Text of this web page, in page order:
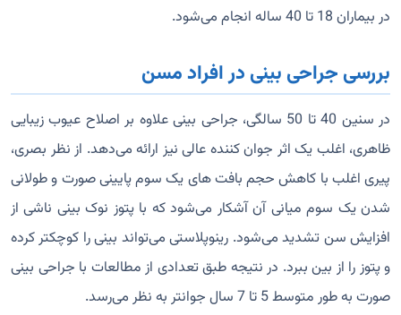
در بیماران 18 تا 40 ساله انجام می‌شود.
بررسی جراحی بینی در افراد مسن
در سنین 40 تا 50 سالگی، جراحی بینی علاوه بر اصلاح عیوب زیبایی
ظاهری، اغلب یک اثر جوان کننده عالی نیز ارائه می‌دهد. از نظر بصری،
پیری اغلب با کاهش حجم بافت‌ های یک سوم پایینی صورت و طولانی
شدن یک سوم میانی آن آشکار می‌شود که با پتوز نوک بینی ناشی از
افزایش سن تشدید می‌شود. رینوپلاستی می‌تواند بینی را کوچکتر کرده
و پتوز را از بین ببرد. در نتیجه طبق تعدادی از مطالعات با جراحی بینی
صورت به طور متوسط 5 تا 7 سال جوانتر به نظر می‌رسد.